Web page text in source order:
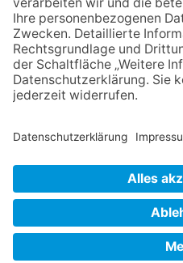
06.08.2026
„Die
13.05.2026
Datenschutz